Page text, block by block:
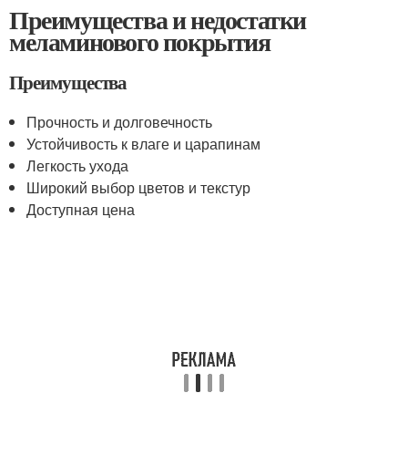
Преимущества и недостатки
меламинового покрытия
Преимущества
Прочность и долговечность
Устойчивость к влаге и царапинам
Легкость ухода
Широкий выбор цветов и текстур
Доступная цена